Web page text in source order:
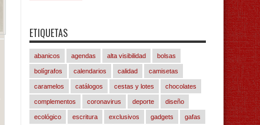
ETIQUETAS
abanicos agendas alta visibilidad bolsas
bolígrafos calendarios calidad camisetas
caramelos catálogos cestas y lotes chocolates
complementos coronavirus deporte diseño
ecológico escritura exclusivos gadgets gafas